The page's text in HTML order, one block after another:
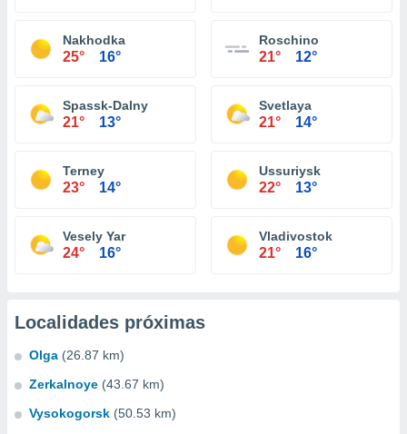
Nakhodka
25° 16°
Roschino
21° 12°
Spassk-Dalny
21° 13°
Svetlaya
21° 14°
Terney
23° 14°
Ussuriysk
22° 13°
Vesely Yar
24° 16°
Vladivostok
21° 16°
Localidades próximas
Olga (26.87 km)
Zerkalnoye (43.67 km)
Vysokogorsk (50.53 km)